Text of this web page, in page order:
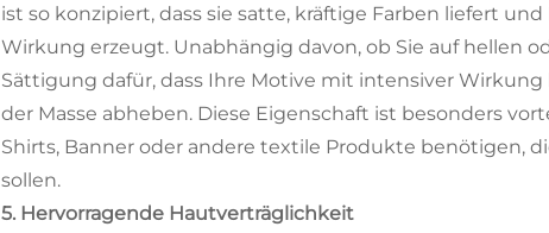
ist so konzipiert, dass sie satte, kräftige Farben liefert
Wirkung erzeugt. Unabhängig davon, ob Sie auf hellen
Sättigung dafür, dass Ihre Motive mit intensiver
der Masse abheben. Diese Eigenschaft ist besonders
Shirts, Banner oder andere textile Produkte benötigen,
sollen.
5. Hervorragende Hautverträglichkeit